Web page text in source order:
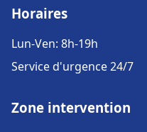
Horaires
Lun-Ven: 8h-19h
Service d'urgence 24/7
Zone intervention